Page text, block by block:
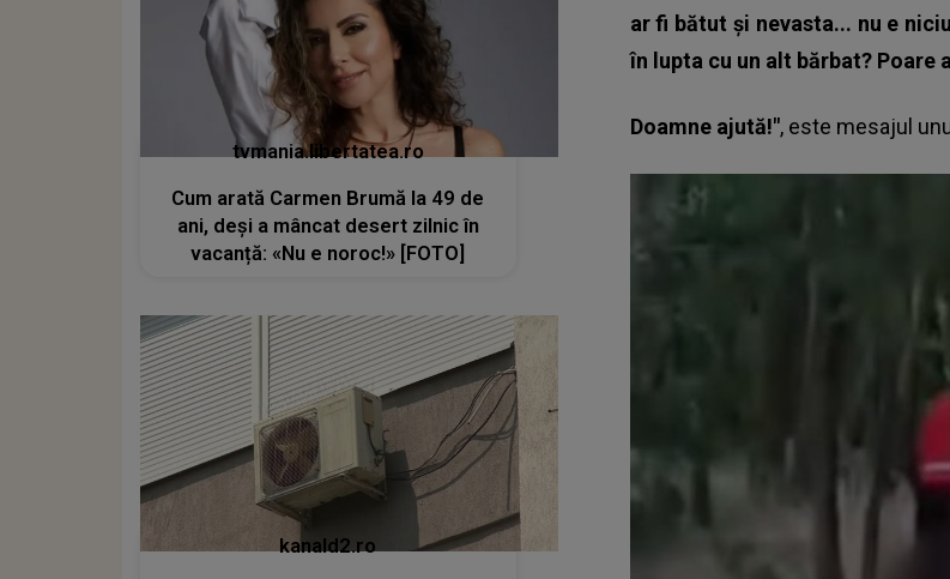
ar fi bătut și nevasta... nu e
în lupta cu un alt bărbat? Poare
Doamne ajută!", este mesajul
tvmania.libertatea.ro
Cum arată Carmen Brumă la 49 de
ani, deși a mâncat desert zilnic în
vacanță: «Nu e noroc!» [FOTO]
kanald2.ro